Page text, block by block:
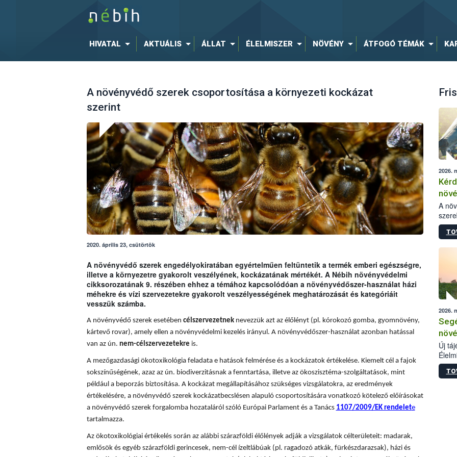
HIVATAL AKTUÁLIS ÁLLAT ÉLELMISZER NÖVÉNY ÁTFOGÓ TÉMÁK
A növényvédő szerek csoportosítása a környezeti kockázat
szerint
2020. április 23, csütörtök
A növényvédő szerek engedélyokiratában egyértelműen feltüntetik a termék emberi egészségre,
illetve a környezetre gyakorolt veszélyének, kockázatának mértékét. A Nébih növényvédelmi
cikksorozatának 9. részében ehhez a témához kapcsolódóan a növényvédőszer-használat házi
méhekre és vízi szervezetekre gyakorolt veszélyességének meghatározását és kategóriáit
vesszük számba.
A növényvédő szerek esetében célszervezetneknevezzük azt az élőlényt (pl. kórokozó gomba, gyomnövény,
kártevő rovar), amely ellen a növényvédelmi kezelés irányul. A növényvédőszer-használat azonban hatással
van az ún. nem-célszervezetekre is.
A mezőgazdasági ökotoxikológia feladata e hatások felmérése és a kockázatok értékelése. Kiemelt cél a fajok
sokszínűségének, azaz az ún. biodiverzitásnak a fenntartása, illetve az ökoszisztéma-szolgáltatások, mint
például a beporzás biztosítása. A kockázat megállapításához szükséges vizsgálatokra, az eredmények
értékelésére, a növényvédő szerek kockázatbecslésen alapuló csoportosítására vonatkozó kötelező előírásokat
a növényvédő szerek forgalomba hozataláról szóló Európai Parlament és a Tanács 1107/2009/EK rendelete
tartalmazza.
Az ökotoxikológiai értékelés során az alábbi szárazföldi élőlények adják a vizsgálatok célterületeit: madarak,
emlősök és egyéb szárazföldi gerincesek, nem-cél ízeltlábúak (pl. ragadozó atkák, fürkészdarazsak), házi és
2026.
A
kis
2026.
Új